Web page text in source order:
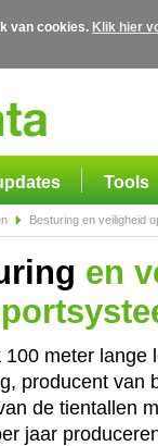
van cookies. Klik hier
Tools
Besturing en veiligheid
en
100 meter lange
producent van
de tientallen
jaar